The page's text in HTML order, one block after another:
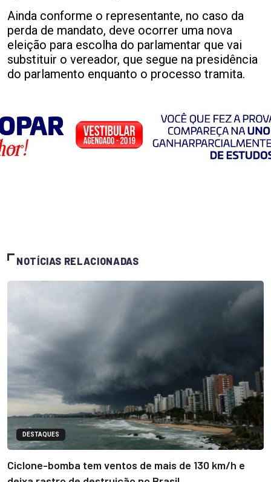
Ainda conforme o representante, no caso da
perda de mandato, deve ocorrer uma nova
eleição para escolha do parlamentar que vai
substituir o vereador, que segue na presidência
do parlamento enquanto o processo tramita.
NOTÍCIAS RELACIONADAS
DESTAQUES
Ciclone-bomba tem ventos de mais de 130 km/h e